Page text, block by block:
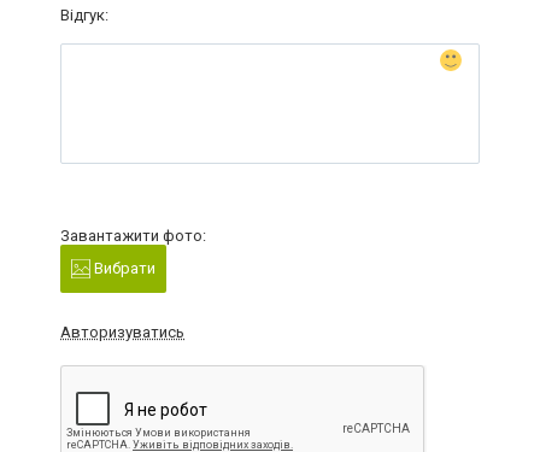
Відгук:
Завантажити фото:
Вибрати
Авторизуватись